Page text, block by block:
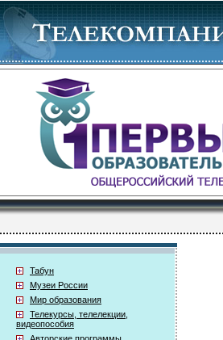
Табун
Музеи России
Мир образования
Телекурсы, телелекции,
видеопособия